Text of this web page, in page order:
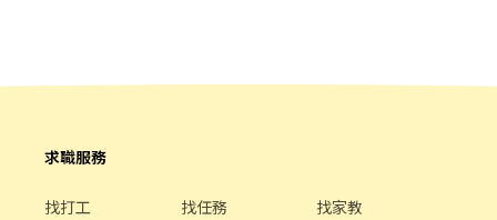
求職服務
找打工 找任務 找家教